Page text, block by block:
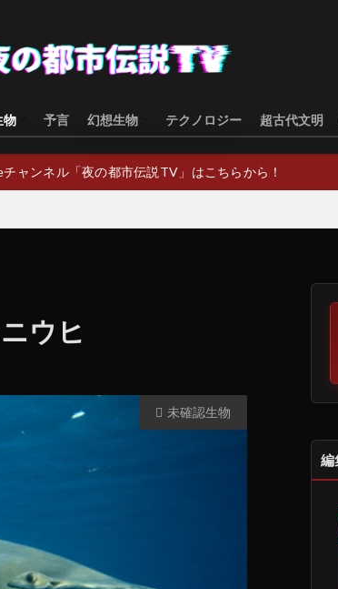
物
型
予言 幻想生物
幻想生物日本
幻想生物ヨーロッパ
幻想生物アジア
幻想生物オセアニア
幻想生物中東
テクノロジー 超古代文明
ャンネル「夜の都市伝説TV」はこちらから！
ウヒ
未確認生物
編